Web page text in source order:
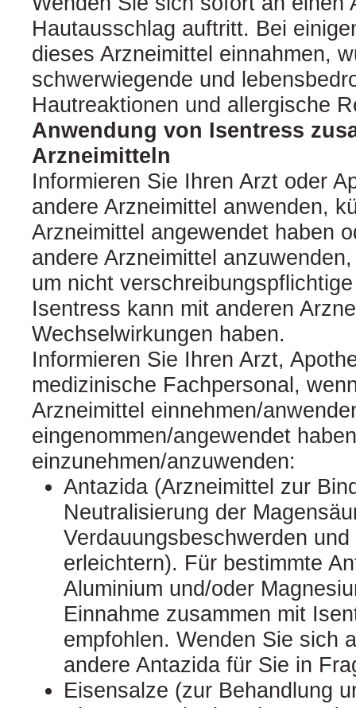
Hautausschlag auftritt. Bei
dieses Arzneimittel einnahmen,
schwerwiegende und
Hautreaktionen und allergische
Anwendung von Isentress
Arzneimitteln
Informieren Sie Ihren Arzt oder
andere Arzneimittel anwenden,
Arzneimittel angewendet haben
andere Arzneimittel
um nicht
Isentress kann mit anderen
Wechselwirkungen haben.
Informieren Sie Ihren Arzt,
medizinische Fachpersonal,
Arzneimittel einnehmen/
eingenommen/angewendet
einzunehmen/anzuwenden:
Antazida (Arzneimittel zur
Neutralisierung der
Verdauungsbeschwerden
erleichtern). Für bestimmte
Aluminium und/oder
Einnahme zusammen mit
empfohlen. Wenden Sie sich
andere Antazida für Sie in
Eisensalze (zur Behandlung